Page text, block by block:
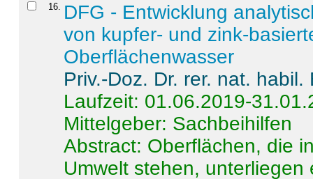
16
DFG - Entwicklung
von kupfer- und zink-
Oberflächenwasser
Priv.-Doz. Dr. rer. nat.
Laufzeit: 01.06.2019-
Mittelgeber: Sachbeihilfen
Abstract: Oberflächen, die
Umwelt stehen,